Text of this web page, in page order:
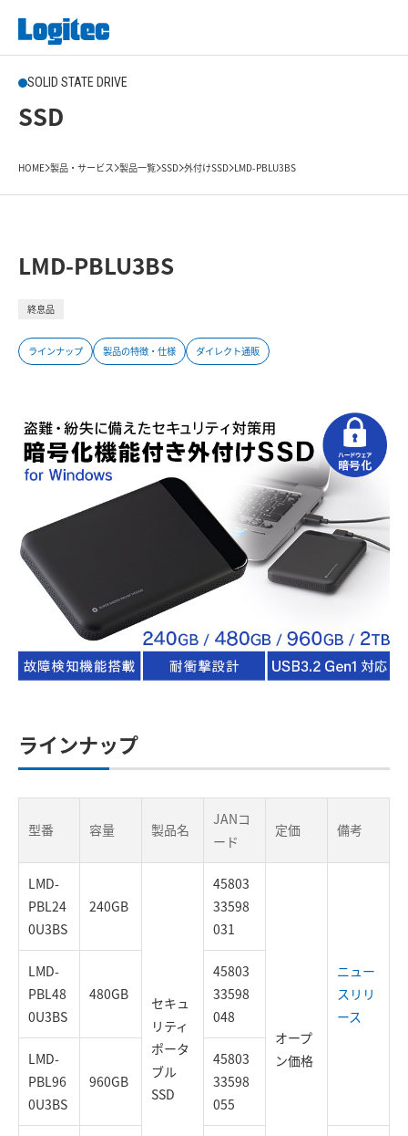
SOLID STATE DRIVE
SSD
HOME 製品・サービス 製品一覧 SSD 外付けSSD LMD-PBLU3BS
LMD-PBLU3BS
終息品
ラインナップ 製品の特徴・仕様 ダイレクト通販
ラインナップ
型番 容量 製品名
JANコ
ード
定価 備考
LMD-
PBL24
0U3BS
240GB
セキュ
リティ
ポータ
ブル
SSD
45803
33598
031
オープ
ン価格
ニュー
スリリ
ース
LMD-
PBL48
0U3BS
480GB
45803
33598
048
LMD-
PBL96
0U3BS
960GB
45803
33598
055